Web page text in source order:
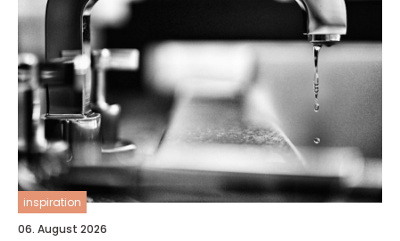
inspiration
06. August 2026